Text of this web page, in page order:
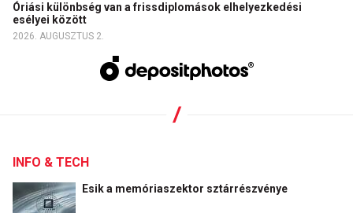
Óriási különbség van a frissdiplomások elhelyezkedési
esélyei között
2026. AUGUSZTUS 2.
INFO & TECH
Esik a memóriaszektor sztárrészvénye